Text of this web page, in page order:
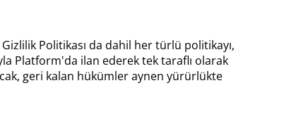
Politikası da dahil her türlü politikayı,
Platform'da ilan ederek tek taraflı olarak
geri kalan hükümler aynen yürürlükte